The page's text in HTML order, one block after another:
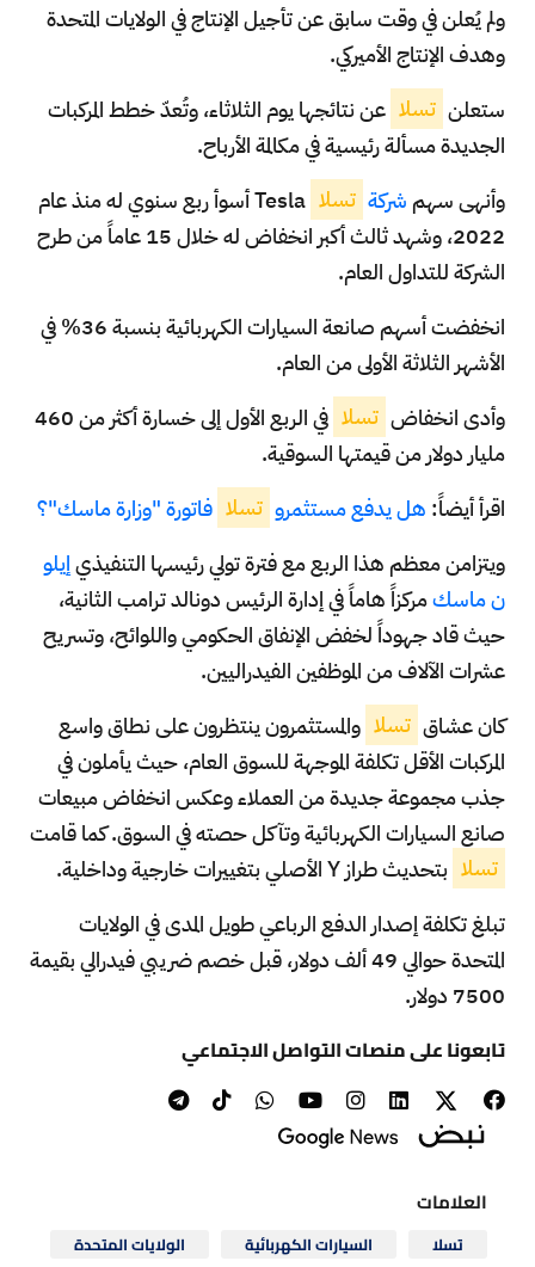
ولم يُعلن في وقت سابق عن تأجيل الإنتاج في الولايات المتحدة
وهدف الإنتاج الأميركي.
ستعلن تسلا عن نتائجها يوم الثلاثاء، وتُعدّ خطط المركبات
الجديدة مسألة رئيسية في مكالمة الأرباح.
وأنهى سهم شركة تسلا
Tesla أسوأ ربع سنوي له منذ عام
2022، وشهد ثالث أكبر انخفاض له خلال 15 عاماً من طرح
الشركة للتداول العام.
انخفضت أسهم صانعة السيارات الكهربائية بنسبة 36% في
الأشهر الثلاثة الأولى من العام.
وأدى انخفاض تسلا
في الربع الأول إلى خسارة أكثر من 460
مليار دولار من قيمتها السوقية.
اقرأ أيضاً: هل يدفع مستثمرو تسلا فاتورة "وزارة ماسك"؟
ويتزامن معظم هذا الربع مع فترة تولي رئيسها التنفيذيإيلو
ن ماسكمركزاً هاماً في إدارة الرئيس دونالد ترامب الثانية،
حيث قاد جهوداً لخفض الإنفاق الحكومي واللوائح، وتسريح
عشرات الآلاف من الموظفين الفيدراليين.
كان عشاق تسلا والمستثمرون ينتظرون على نطاق واسع
المركبات الأقل تكلفة الموجهة للسوق العام، حيث يأملون في
جذب مجموعة جديدة من العملاء وعكس انخفاض مبيعات
صانع السيارات الكهربائية وتآكل حصته في السوق. كما قامت
تسلا بتحديث طراز Y الأصلي بتغييرات خارجية وداخلية.
تبلغ تكلفة إصدار الدفع الرباعي طويل المدى في الولايات
المتحدة حوالي 49 ألف دولار، قبل خصم ضريبي فيدرالي بقيمة
7500 دولار.
تابعونا على منصات التواصل الاجتماعي
العلامات
تسلا السيارات الكهربائية الولايات المتحدة